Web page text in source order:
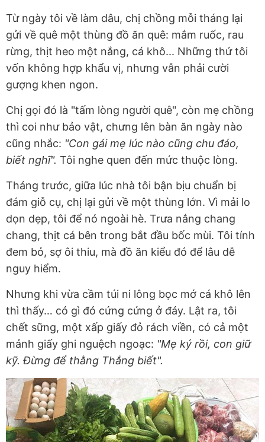
Từ ngày tôi về làm dâu, chị chồng mỗi tháng lại
gửi về quê một thùng đồ ăn quê: mắm ruốc, rau
rừng, thịt heo một nắng, cá khô... Những thứ tôi
vốn không hợp khẩu vị, nhưng vẫn phải cười
gượng khen ngon.
Chị gọi đó là "tấm lòng người quê", còn mẹ chồng
thì coi như bảo vật, chưng lên bàn ăn ngày nào
cũng nhắc: "Con gái mẹ lúc nào cũng chu đáo,
biết nghĩ". Tôi nghe quen đến mức thuộc lòng.
Tháng trước, giữa lúc nhà tôi bận bịu chuẩn bị
đám giỗ cụ, chị lại gửi về một thùng lớn. Vì mải lo
dọn dẹp, tôi để nó ngoài hè. Trưa nắng chang
chang, thịt cá bên trong bắt đầu bốc mùi. Tôi tính
đem bỏ, sợ ôi thiu, mà đồ ăn kiểu đó để lâu dễ
nguy hiểm.
Nhưng khi vừa cầm túi ni lông bọc mớ cá khô lên
thì thấy… có gì đó cứng cứng ở đáy. Lật ra, tôi
chết sững, một xấp giấy đỏ rách viền, có cả một
mảnh giấy ghi nguệch ngoạc: "Mẹ ký rồi, con giữ
kỹ. Đừng để thằng Thắng biết".